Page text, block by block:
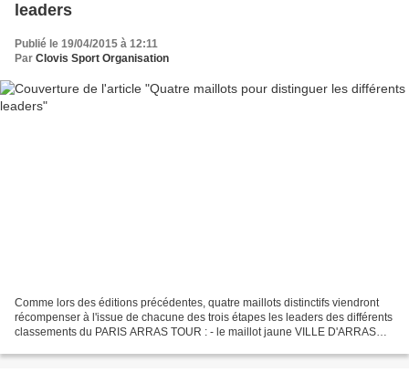
leaders
Publié le 19/04/2015 à 12:11
Par Clovis Sport Organisation
Comme lors des éditions précédentes, quatre maillots distinctifs viendront
récompenser à l'issue de chacune des trois étapes les leaders des différents
classements du PARIS ARRAS TOUR : - le maillot jaune VILLE D'ARRAS